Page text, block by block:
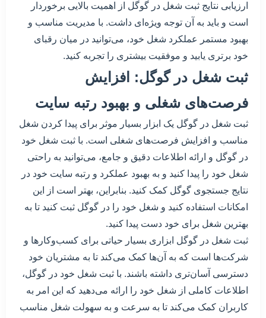
ارزیابی نتایج ثبت شغل در گوگل از اهمیت بالایی برخوردار
است و باید به آن توجه ویژه‌ای داشت. با مدیریت مناسب و
بهبود مستمر عملکرد شغل خود، می‌توانید در میان رقبای
خود برتری یابید و موفقیت بیشتری را تجربه کنید.
ثبت شغل در گوگل: افزایش
فرصت‌های شغلی و بهبود رتبه سایت
ثبت شغل در گوگل یک ابزار بسیار موثر برای پیدا کردن شغل
مناسب و افزایش فرصت‌های شغلی است. با ثبت شغل خود
در گوگل و ارائه اطلاعات دقیق و جامع، می‌توانید به راحتی
شغل خود را پیدا کنید و به بهبود عملکرد و رتبه سایت خود در
نتایج جستجوی گوگل کمک کنید. بنابراین، بهتر است از این
امکانات استفاده کنید و شغل خود را در گوگل ثبت کنید تا به
بهترین شغل برای خود دست پیدا کنید.
ثبت شغل در گوگل ابزاری بسیار حیاتی برای کسب‌وکارها و
شرکت‌ها است که به آن‌ها کمک می‌کند تا به مشتریان خود
دسترسی آسان‌تری داشته باشند. با ثبت شغل خود در گوگل،
اطلاعات کاملی از شغل خود را ارائه می‌دهید که این امر به
کاربران کمک می‌کند تا به سرعت و به سهولت شغل مناسب